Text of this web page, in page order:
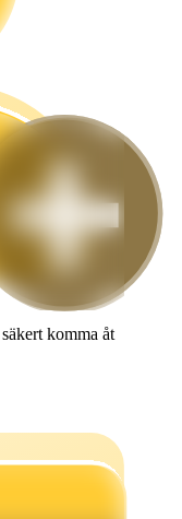
komma åt